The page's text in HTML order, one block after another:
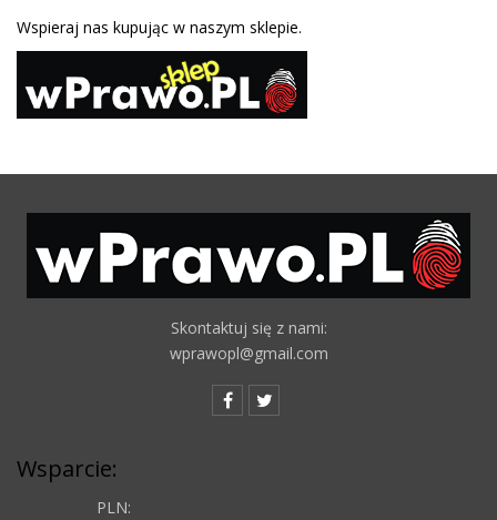
Wspieraj nas kupując w naszym sklepie.
Skontaktuj się z nami:
wprawopl@gmail.com
Wsparcie:
PLN: